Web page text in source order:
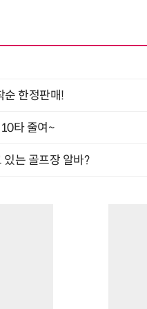
한정판매!
타 줄여~
는 골프장 알바?